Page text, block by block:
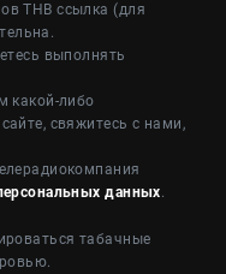
ТНВ ссылка (для
выполнять
какой-либо
свяжитесь с нами,
данных.
табачные